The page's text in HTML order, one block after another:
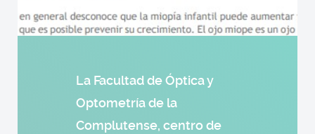
La Facultad de Óptica y
Optometría de la
Complutense, centro de